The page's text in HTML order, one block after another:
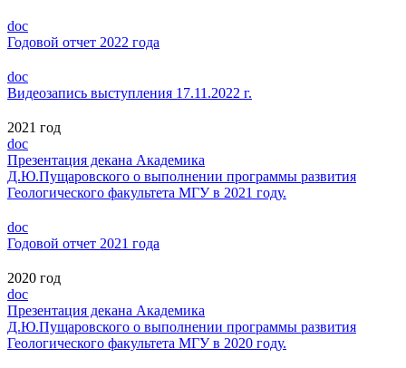
doc
Годовой отчет 2022 года
doc
Видеозапись выступления 17.11.2022 г.
2021 год
doc
Презентация декана Академика
Д.Ю.Пущаровского о выполнении программы развития
Геологического факультета МГУ в 2021 году.
doc
Годовой отчет 2021 года
2020 год
doc
Презентация декана Академика
Д.Ю.Пущаровского о выполнении программы развития
Геологического факультета МГУ в 2020 году.